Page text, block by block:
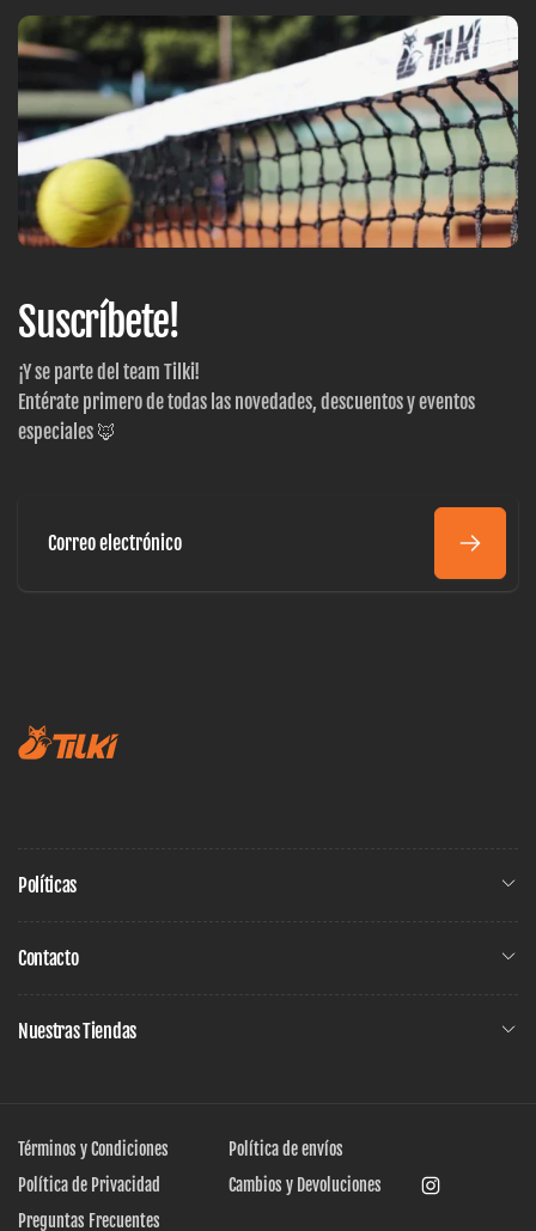
Suscríbete!
¡Y se parte del team Tilki!
Entérate primero de todas las novedades, descuentos y eventos
especiales 🦊
Políticas
Contacto
Nuestras Tiendas
Términos y Condiciones
Política de envíos
Política de Privacidad
Cambios y Devoluciones
Preguntas Frecuentes
Instagram